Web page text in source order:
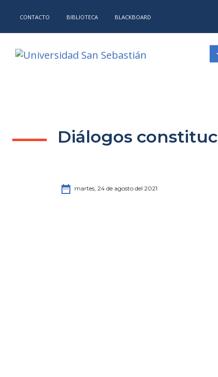
CONTACTO BIBLIOTECA BLACKBOARD
Diálogos
date_range martes, 24 de agosto del 2021